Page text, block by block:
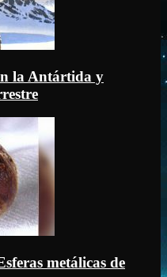
la Antártida y
metálicas de